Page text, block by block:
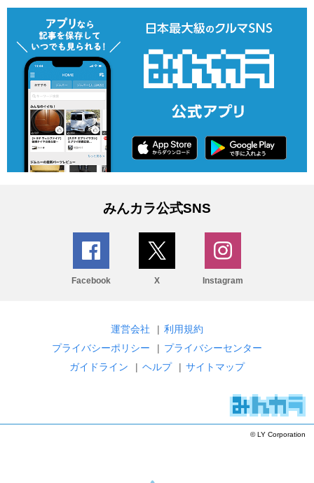
みんカラ公式SNS
Facebook X Instagram
運営会社 | 利用規約
プライバシーポリシー
| プライバシーセンター
ガイドライン
| ヘルプ | サイトマップ
© LY Corporation